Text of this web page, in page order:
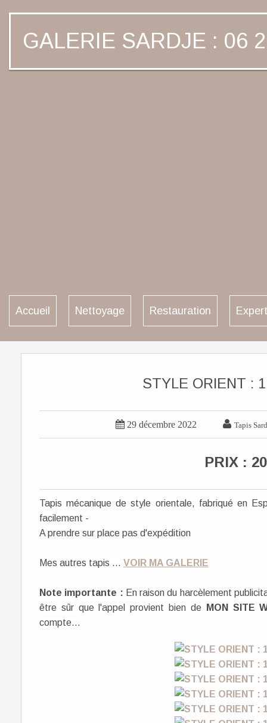
GALERIE SARDJE : 06
Accueil Nettoyage Restauration
STYLE ORIENT :
 29 décembre 2022  Tapis
PRIX :
Tapis mécanique de style orientale, fabriqué en
facilement -
A prendre sur place pas d'expédition
Mes autres tapis ... VOIR MA GALERIE
Note importante : En raison du harcèlement
être sûr que l'appel provient bien de
MON SITE
compte...